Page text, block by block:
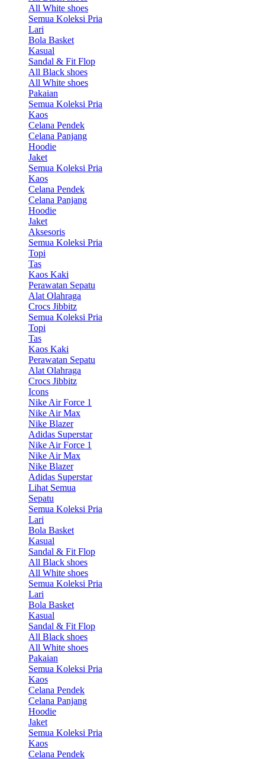
All White shoes
Semua Koleksi Pria
Lari
Bola Basket
Kasual
Sandal & Fit Flop
All Black shoes
All White shoes
Pakaian
Semua Koleksi Pria
Kaos
Celana Pendek
Celana Panjang
Hoodie
Jaket
Semua Koleksi Pria
Kaos
Celana Pendek
Celana Panjang
Hoodie
Jaket
Aksesoris
Semua Koleksi Pria
Topi
Tas
Kaos Kaki
Perawatan Sepatu
Alat Olahraga
Crocs Jibbitz
Semua Koleksi Pria
Topi
Tas
Kaos Kaki
Perawatan Sepatu
Alat Olahraga
Crocs Jibbitz
Icons
Nike Air Force 1
Nike Air Max
Nike Blazer
Adidas Superstar
Nike Air Force 1
Nike Air Max
Nike Blazer
Adidas Superstar
Lihat Semua
Sepatu
Semua Koleksi Pria
Lari
Bola Basket
Kasual
Sandal & Fit Flop
All Black shoes
All White shoes
Semua Koleksi Pria
Lari
Bola Basket
Kasual
Sandal & Fit Flop
All Black shoes
All White shoes
Pakaian
Semua Koleksi Pria
Kaos
Celana Pendek
Celana Panjang
Hoodie
Jaket
Semua Koleksi Pria
Kaos
Celana Pendek